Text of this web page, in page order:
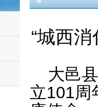
“城西消
大邑
立101周